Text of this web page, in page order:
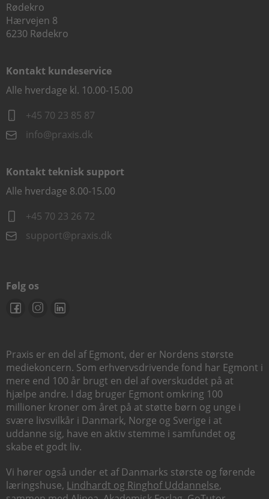
Rødekro
Hærvejen 8
6230 Rødekro
Kontakt kundeservice
Alle hverdage kl. 10.00-15.00
+45 70 23 85 87
info@praxis.dk
Kontakt teknisk support
Alle hverdage 8.00-15.00
+45 70 23 26 72
support@praxis.dk
Følg os
Praxis er en del af Egmont, der er Nordens største
mediekoncern. Som erhvervsdrivende fond har Egmont i
mere end 100 år brugt en del af overskuddet på at
hjælpe andre. I dag bruger Egmont omkring 100
millioner kroner om året på at støtte børn og unge i
svære livsvilkår i Danmark, Norge og Sverige i at
uddanne sig, have en aktiv stemme i samfundet og
skabe et godt liv.
Vi hører også under et af Danmarks største og førende
læringshuse, Lindhardt og Ringhof Uddannelse,